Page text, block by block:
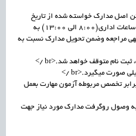
اصل مدارک خواسته شده از تاریخ
1403/06/10 الی 1403/07/30 در ساعات اداری(8:00 الی 13:00) به
مراجعه وضمن تحویل مدارک نسبت به
برابر تخصص مربوطه آزمون مهارت بعمل
به وصول روگرفت مدارک مورد نیاز جهت